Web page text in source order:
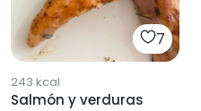
7
243 kcal
Salmón y verduras